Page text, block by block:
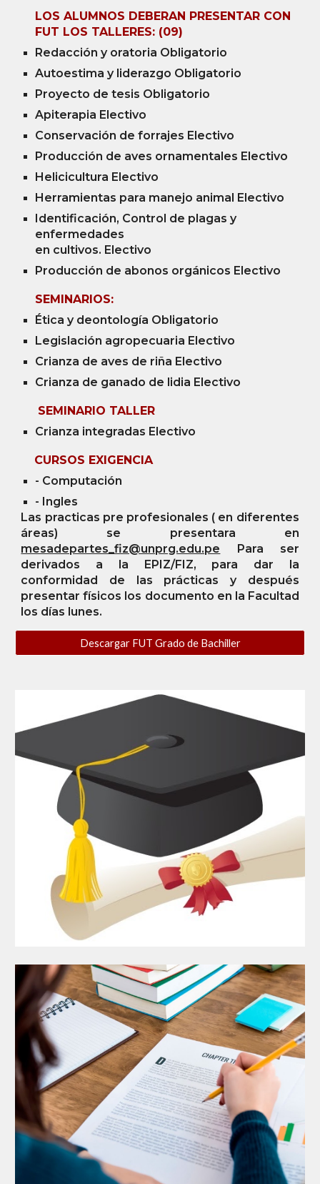
LOS ALUMNOS DEBERAN PRESENTAR CON
FUT LOS TALLERES: (09)
Redacción y oratoria Obligatorio
Autoestima y liderazgo Obligatorio
Proyecto de tesis Obligatorio
Apiterapia Electivo
Conservación de forrajes Electivo
Producción de aves ornamentales Electivo
Helicicultura Electivo
Herramientas para manejo animal Electivo
Identificación, Control de plagas y
enfermedades
en cultivos. Electivo
Producción de abonos orgánicos Electivo
SEMINARIOS:
Ética y deontología Obligatorio
Legislación agropecuaria Electivo
Crianza de aves de riña Electivo
Crianza de ganado de lidia Electivo
SEMINARIO TALLER
Crianza integradas Electivo
CURSOS EXIGENCIA
- Computación
- Ingles
Las practicas pre profesionales ( en diferentes
áreas) se presentara en
mesadepartes_fiz@unprg.edu.pe
Para ser
derivados a la EPIZ/FIZ, para dar la
conformidad de las prácticas y después
presentar físicos los documento en la Facultad
los días lunes.
Descargar FUT Grado de Bachiller